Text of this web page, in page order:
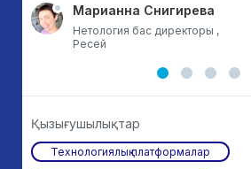
Марианна Снигирева
Нетология бас директоры ,
Ресей
Қызығушылықтар
Технологиялық платформалар